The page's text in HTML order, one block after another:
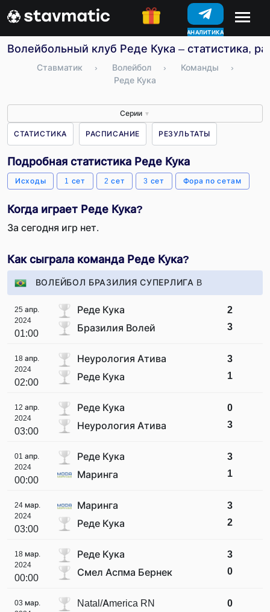
АНАЛИТИКА
КОНКУРСЫ
Волейбольный клуб Реде Кука – статистика,
Ставматик › Волейбол › Команды
›
Реде Кука
Серии ▼
СТАТИСТИКА РАСПИСАНИЕ РЕЗУЛЬТАТЫ
Подробная статистика Реде Кука
Исходы 1 сет 2 сет 3 сет Фора по сетам
Когда играет Реде Кука?
За сегодня игр нет.
Как сыграла команда Реде Кука?
ВОЛЕЙБОЛ БРАЗИЛИЯ СУПЕРЛИГА B
25 апр.
2024
01:00
Реде Кука
Бразилия Волей
2
3
18 апр.
2024
02:00
Неурология Атива
Реде Кука
3
1
12 апр.
2024
03:00
Реде Кука
Неурология Атива
0
3
01 апр.
2024
00:00
Реде Кука
Маринга
3
1
24 мар.
2024
03:00
Маринга
Реде Кука
3
2
18 мар.
2024
00:00
Реде Кука
Смел Аспма Бернек
3
0
03 мар.
Natal/America RN
0